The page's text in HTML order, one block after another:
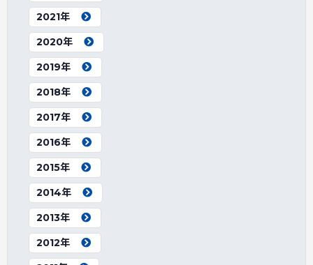
2021年
2020年
2019年
2018年
2017年
2016年
2015年
2014年
2013年
2012年